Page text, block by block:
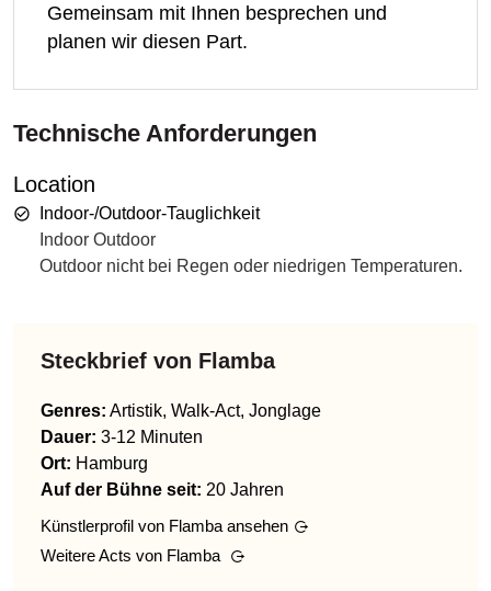
Gemeinsam mit Ihnen besprechen und
planen wir diesen Part.
Technische Anforderungen
Location
Indoor-/Outdoor-Tauglichkeit
Indoor Outdoor
Outdoor nicht bei Regen oder niedrigen Temperaturen.
Steckbrief von Flamba
Genres: Artistik, Walk-Act, Jonglage
Dauer: 3-12 Minuten
Ort: Hamburg
Auf der Bühne seit: 20 Jahren
Künstlerprofil von Flamba ansehen
Weitere Acts von Flamba